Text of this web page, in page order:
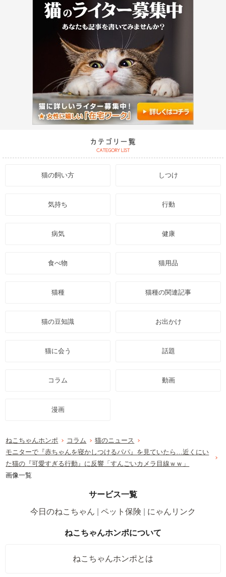
猫の飼い方 しつけ
気持ち 行動
病気 健康
食べ物 猫用品
猫種 猫種の関連記事
猫の豆知識 お出かけ
猫に会う 話題
コラム 動画
漫画
ねこちゃんホンポ コラム
猫のニュース
モニターで『赤ちゃんを寝かしつけるパパ』を見ていたら…近くにい
た猫の『可愛すぎる行動』に反響「すんごいカメラ目線ｗｗ」
画像一覧
サービス一覧
今日のねこちゃん
ペット保険 にゃんリンク
ねこちゃんホンポについて
ねこちゃんホンポとは